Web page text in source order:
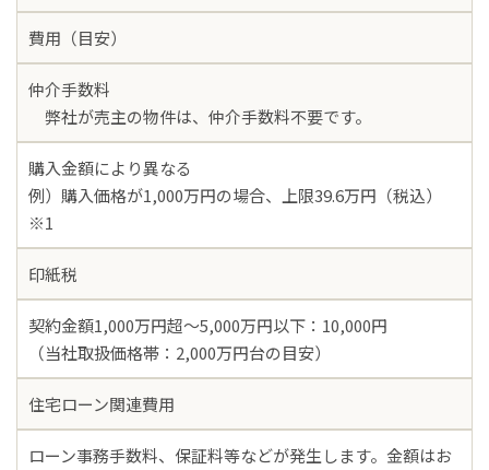
費用（目安）
仲介手数料
弊社が売主の物件は、仲介手数料不要です。
購入金額により異なる
例）購入価格が1,000万円の場合、上限39.6万円（税込）
※1
印紙税
契約金額1,000万円超〜5,000万円以下：10,000円
（当社取扱価格帯：2,000万円台の目安）
住宅ローン関連費用
ローン事務手数料、保証料等などが発生します。金額はお